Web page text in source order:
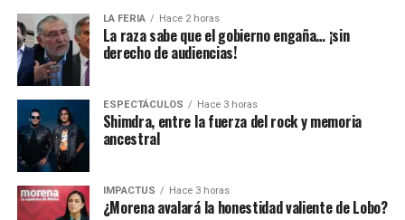
LA FERIA Hace 2 horas
La raza sabe que el gobierno engaña… ¡sin
derecho de audiencias!
ESPECTÁCULOS Hace 3 horas
Shimdra, entre la fuerza del rock y memoria
ancestral
IMPACTUS Hace 3 horas
¿Morena avalará la honestidad valiente de Lobo?